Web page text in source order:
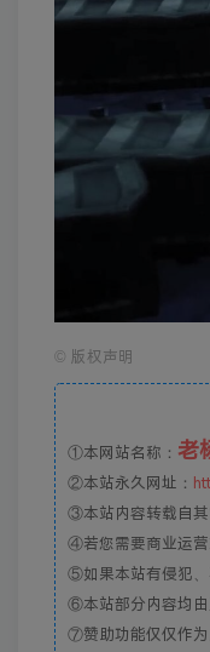
© 版权声明
①本网站名称： 老
②本站永久网址：
③本站内容转载自其
④若您需要商业运营
⑤如果本站有侵犯、
⑥本站部分内容均由
⑦赞助功能仅仅作为